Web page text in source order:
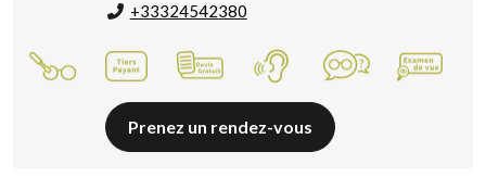
+33324542380
Prenez un rendez-vous